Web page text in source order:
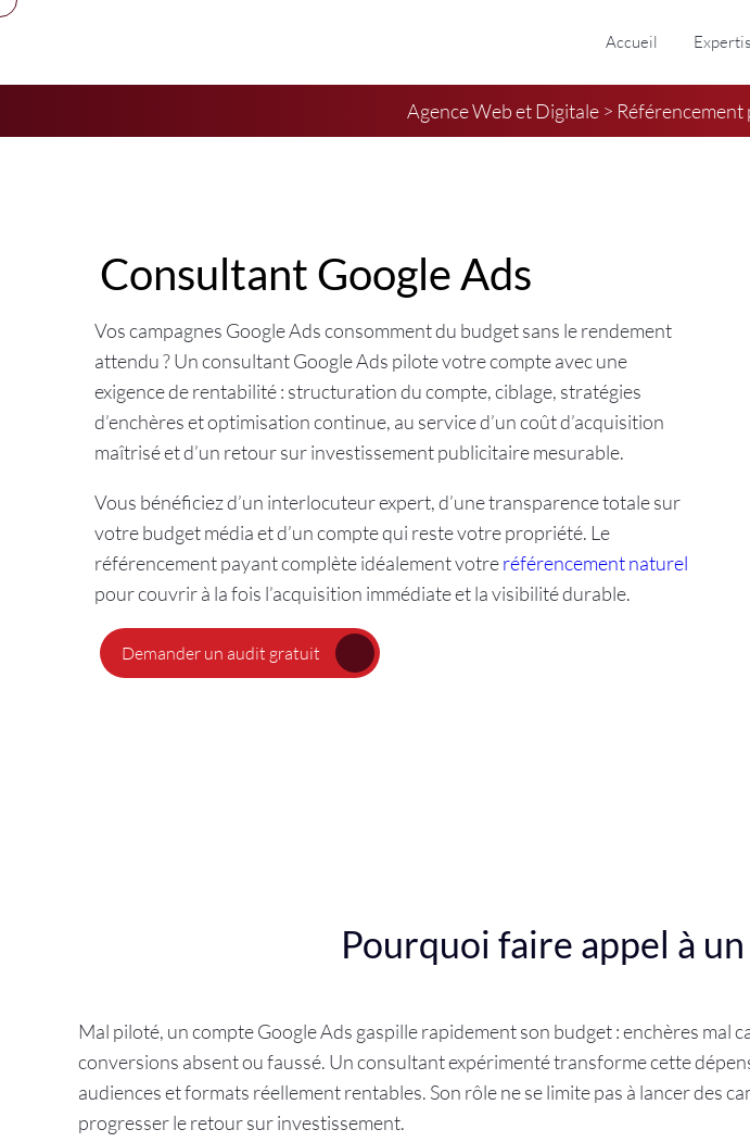
Accueil
Agence Web et Digitale > Référencement
Consultant Google Ads
Vos campagnes Google Ads consomment du budget sans le rendement
attendu ? Un consultant Google Ads pilote votre compte avec une
exigence de rentabilité : structuration du compte, ciblage, stratégies
d’enchères et optimisation continue, au service d’un coût d’acquisition
maîtrisé et d’un retour sur investissement publicitaire mesurable.
Vous bénéficiez d’un interlocuteur expert, d’une transparence totale sur
votre budget média et d’un compte qui reste votre propriété. Le
référencement payant complète idéalement votreréférencement naturel
pour couvrir à la fois l’acquisition immédiate et la visibilité durable.
Demander un audit gratuit
Pourquoi faire appel à
Mal piloté, un compte Google Ads gaspille rapidement son budget : enchères
conversions absent ou faussé. Un consultant expérimenté transforme cette
audiences et formats réellement rentables. Son rôle ne se limite pas à lancer des
progresser le retour sur investissement.